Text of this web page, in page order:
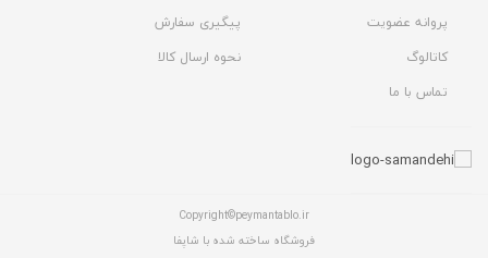
پروانه عضویت
پیگیری سفارش
کاتالوگ
نحوه ارسال کالا
تماس با ما
Copyright©peymantablo.ir
فروشگاه ساخته شده با شاپفا